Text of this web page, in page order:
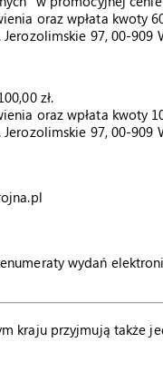
oraz wpłata kwoty
97, 00-909
zł.
oraz wpłata kwoty
97, 00-909
wydań
kraju przyjmują także